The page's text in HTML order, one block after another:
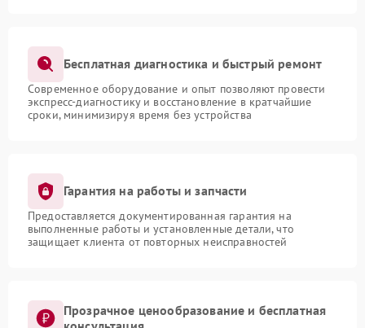
Бесплатная диагностика и быстрый ремонт
Современное оборудование и опыт позволяют провести
экспресс-диагностику и восстановление в кратчайшие
сроки, минимизируя время без устройства
Гарантия на работы и запчасти
Предоставляется документированная гарантия на
выполненные работы и установленные детали, что
защищает клиента от повторных неисправностей
Прозрачное ценообразование и бесплатная